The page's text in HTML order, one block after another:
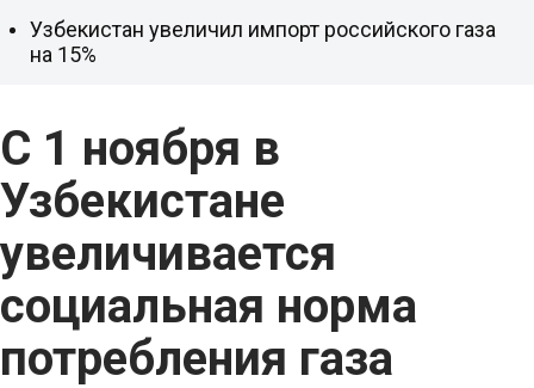
С 1 ноября в
Узбекистане
увеличивается
социальная норма
потребления газа
Узбекистан увеличил импорт российского газа
на 15%